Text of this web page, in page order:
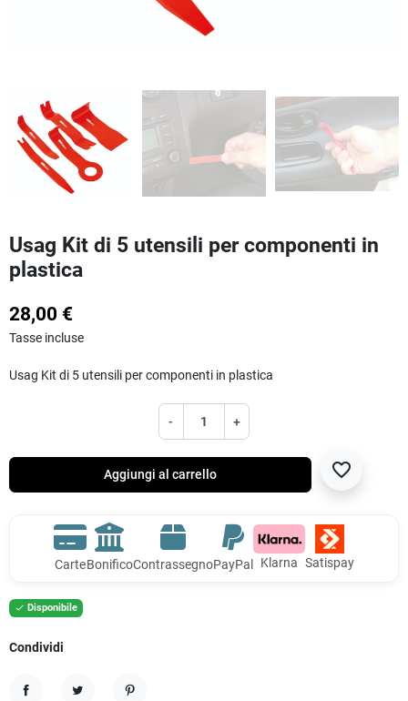
Usag Kit di 5 utensili per componenti in
plastica
28,00 €
Tasse incluse
Usag Kit di 5 utensili per componenti in plastica
- +
Aggiungi al carrello favorite_border
CarteBonificoContrassegnoPayPal Klarna Satispay
 Disponibile
Condividi